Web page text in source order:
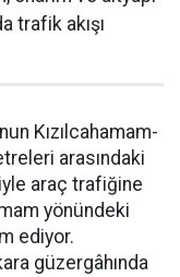
trafik akışı
Kızılcahamam-
arasındaki
araç trafiğine
yönündeki
ediyor.
güzergâhında